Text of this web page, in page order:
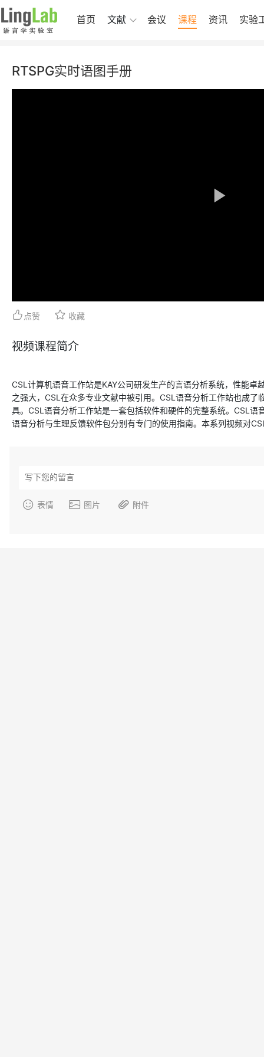
首页 文献 会议 课程 资讯 实验
RTSPG实时语图手册
点赞 收藏
视频课程简介
CSL计算机语音工作站是KAY公司研发生产的言语分析系统，性能卓
之强大，CSL在众多专业文献中被引用。CSL语音分析工作站也成了
具。CSL语音分析工作站是一套包括软件和硬件的完整系统。CSL语
语音分析与生理反馈软件包分别有专门的使用指南。本系列视频对
表情 图片 附件
美国 KAYPENTAX 鼻流计/鼻音计
6500
英国 AI 言语超声采集仪
Speech